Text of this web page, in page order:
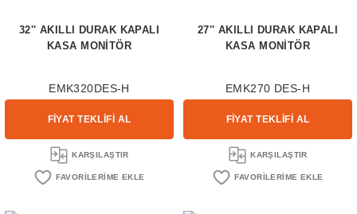
32'' AKILLI DURAK KAPALI
KASA MONİTÖR
EMK320DES-H
FİYAT TEKLİFİ AL
KARŞILAŞTIR
27'' AKILLI DURAK KAPALI
KASA MONİTÖR
EMK270 DES-H
FİYAT TEKLİFİ AL
KARŞILAŞTIR